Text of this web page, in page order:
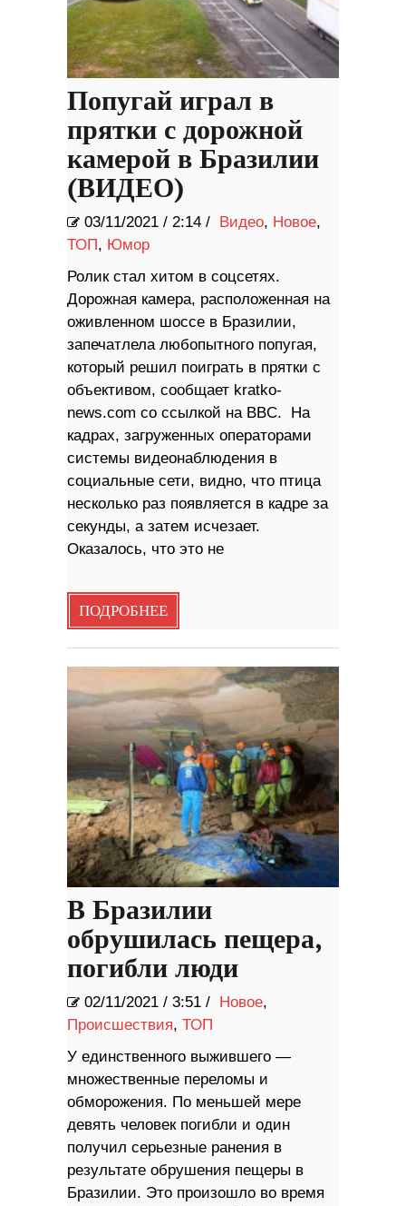
Попугай играл в
прятки с дорожной
камерой в Бразилии
(ВИДЕО)
03/11/2021 / 2:14 / Видео, Новое,
ТОП, Юмор
Ролик стал хитом в соцсетях.
Дорожная камера, расположенная на
оживленном шоссе в Бразилии,
запечатлела любопытного попугая,
который решил поиграть в прятки с
объективом, сообщает kratko-
news.com со ссылкой на BBC. На
кадрах, загруженных операторами
системы видеонаблюдения в
социальные сети, видно, что птица
несколько раз появляется в кадре за
секунды, а затем исчезает.
Оказалось, что это не
ПОДРОБНЕЕ
В Бразилии
обрушилась пещера,
погибли люди
02/11/2021 / 3:51 / Новое,
Происшествия, ТОП
У единственного выжившего —
множественные переломы и
обморожения. По меньшей мере
девять человек погибли и один
получил серьезные ранения в
результате обрушения пещеры в
Бразилии. Это произошло во время